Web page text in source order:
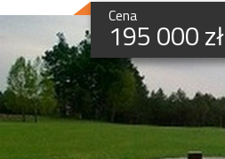
Cena
195 000 zł